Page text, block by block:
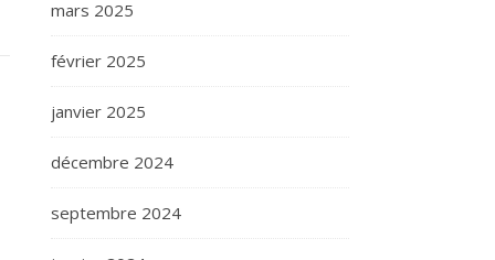
mars 2025
février 2025
janvier 2025
décembre 2024
septembre 2024